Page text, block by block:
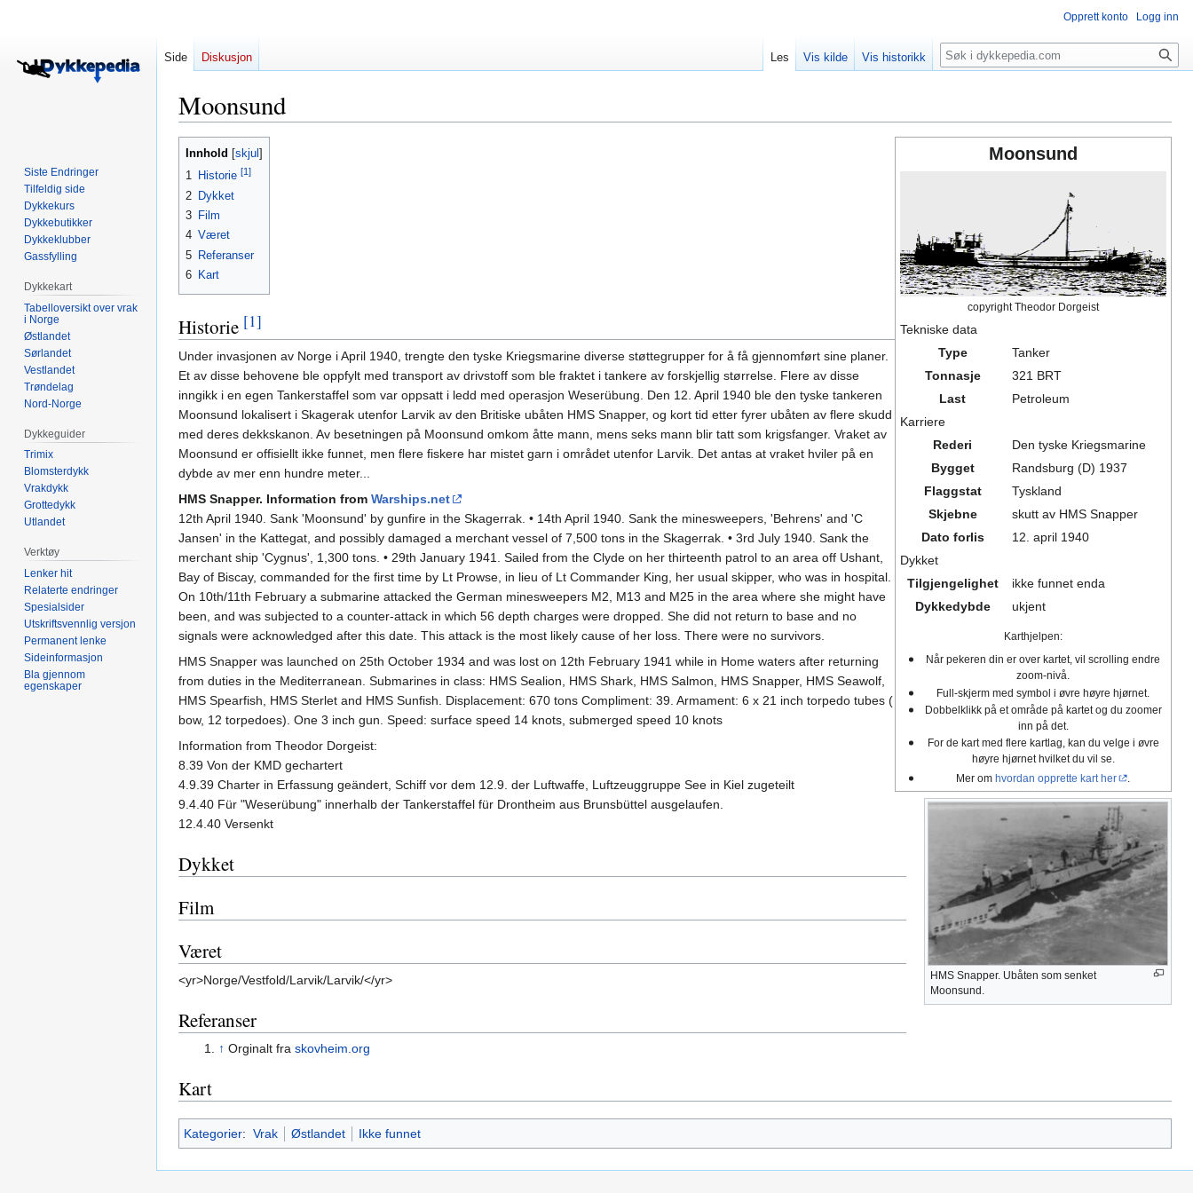
Moonsund
Hopp
Hopp
Moonsund
copyright Theodor Dorgeist
Tekniske data
Type
Tanker
Tonnasje
321 BRT
Last
Petroleum
Karriere
Rederi
Den tyske Kriegsmarine
Bygget
Randsburg (D) 1937
Flaggstat
Tyskland
Skjebne
skutt av HMS Snapper
Dato forlis
12. april 1940
Dykket
Tilgjengelighet
ikke funnet enda
Dykkedybde
ukjent
Karthjelpen:
Når pekeren din er over kartet, vil scrolling endre
zoom-nivå.
Full-skjerm med symbol i øvre høyre hjørnet.
Dobbelklikk på et område på kartet og du zoomer
inn på det.
For de kart med flere kartlag, kan du velge i øvre
høyre hjørnet hvilket du vil se.
Mer om hvordan opprette kart her
HMS Snapper. Ubåten som senket
Moonsund.
Innhold
1 Historie [1]
2 Dykket
3 Film
4 Været
5 Referanser
6 Kart
Historie [1]
Under invasjonen av Norge i April 1940, trengte den tyske Kriegsmarine diverse støttegrupper for å få gjennomført sine planer.
Et av disse behovene ble oppfylt med transport av drivstoff som ble fraktet i tankere av forskjellig størrelse. Flere av disse
inngikk i en egen Tankerstaffel som var oppsatt i ledd med operasjon Weserübung. Den 12. April 1940 ble den tyske tankeren
Moonsund lokalisert i Skagerak utenfor Larvik av den Britiske ubåten HMS Snapper, og kort tid etter fyrer ubåten av flere skudd
med deres dekkskanon. Av besetningen på Moonsund omkom åtte mann, mens seks mann blir tatt som krigsfanger. Vraket av
Moonsund er offisiellt ikke funnet, men flere fiskere har mistet garn i området utenfor Larvik. Det antas at vraket hviler på en
dybde av mer enn hundre meter...
HMS Snapper. Information from Warships.net
12th April 1940. Sank 'Moonsund' by gunfire in the Skagerrak. • 14th April 1940. Sank the minesweepers, 'Behrens' and 'C
Jansen' in the Kattegat, and possibly damaged a merchant vessel of 7,500 tons in the Skagerrak. • 3rd July 1940. Sank the
merchant ship 'Cygnus', 1,300 tons. • 29th January 1941. Sailed from the Clyde on her thirteenth patrol to an area off Ushant,
Bay of Biscay, commanded for the first time by Lt Prowse, in lieu of Lt Commander King, her usual skipper, who was in hospital.
On 10th/11th February a submarine attacked the German minesweepers M2, M13 and M25 in the area where she might have
been, and was subjected to a counter-attack in which 56 depth charges were dropped. She did not return to base and no
signals were acknowledged after this date. This attack is the most likely cause of her loss. There were no survivors.
HMS Snapper was launched on 25th October 1934 and was lost on 12th February 1941 while in Home waters after returning
from duties in the Mediterranean. Submarines in class: HMS Sealion, HMS Shark, HMS Salmon, HMS Snapper, HMS Seawolf,
HMS Spearfish, HMS Sterlet and HMS Sunfish. Displacement: 670 tons Compliment: 39. Armament: 6 x 21 inch torpedo tubes (
bow, 12 torpedoes). One 3 inch gun. Speed: surface speed 14 knots, submerged speed 10 knots
Information from Theodor Dorgeist:
8.39 Von der KMD gechartert
4.9.39 Charter in Erfassung geändert, Schiff vor dem 12.9. der Luftwaffe, Luftzeuggruppe See in Kiel zugeteilt
9.4.40 Für "Weserübung" innerhalb der Tankerstaffel für Drontheim aus Brunsbüttel ausgelaufen.
12.4.40 Versenkt
Dykket
Film
Været
<yr>Norge/Vestfold/Larvik/Larvik/</yr>
Referanser
↑ Orginalt fra skovheim.org
Kart
Kategorier: Vrak Østlandet Ikke funnet
Opprett konto Logg inn
Side Diskusjon Les Vis kilde Vis historikk Søk
Siste Endringer
Tilfeldig side
Dykkekurs
Dykkebutikker
Dykkeklubber
Gassfylling
Dykkekart
Tabelloversikt over vrak
i Norge
Østlandet
Sørlandet
Vestlandet
Trøndelag
Nord-Norge
Dykkeguider
Trimix
Blomsterdykk
Vrakdykk
Grottedykk
Utlandet
Verktøy
Lenker hit
Relaterte endringer
Spesialsider
Utskriftsvennlig versjon
Permanent lenke
Sideinformasjon
Bla gjennom
egenskaper